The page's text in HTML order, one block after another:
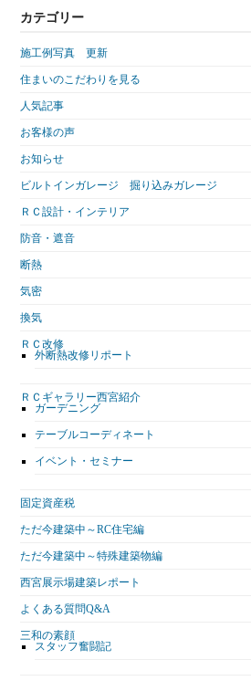
カテゴリー
施工例写真 更新
住まいのこだわりを見る
人気記事
お客様の声
お知らせ
ビルトインガレージ 掘り込みガレージ
ＲＣ設計・インテリア
防音・遮音
断熱
気密
換気
ＲＣ改修
外断熱改修リポート
ＲＣギャラリー西宮紹介
ガーデニング
テーブルコーディネート
イベント・セミナー
固定資産税
ただ今建築中～RC住宅編
ただ今建築中～特殊建築物編
西宮展示場建築レポート
よくある質問Q&A
三和の素顔
スタッフ奮闘記